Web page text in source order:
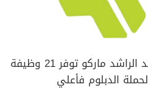
شركة محمد الراشد ماركو توفر 21 وظيفة
لحملة الدبلوم فأعلي